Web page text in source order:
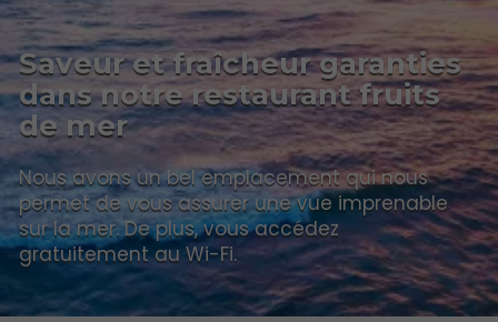
Saveur et fraîcheur garanties
dans notre restaurant fruits
de mer
Nous avons un bel emplacement qui nous
permet de vous assurer une vue imprenable
sur la mer. De plus, vous accédez
gratuitement au Wi-Fi.